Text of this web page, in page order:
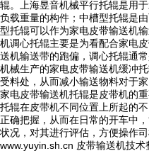
辊。上海昱音机械平行托辊是用
负载重量的构件；中槽型托辊是
型托辊可以作为家电皮带输送机
机调心托辊主要是为看配合家电
送机输送带的跑偏，调心托辊通
机械生产的家电皮带输送机缓冲
受料处，从而减小输送物料对于家
家电皮带输送机托辊是皮带机的
托辊在皮带机不同位置上所起的
正确把握，从而在日常的开车中
状况，对其进行评估，方便操作
www.yuyin.sh.cn 皮带输送机技术